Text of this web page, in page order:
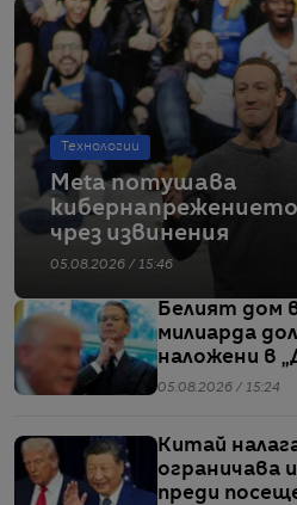
Технологии
Meta потушава
чрез извинения
05.08.2026 / 15:46
Белият дом
милиарда
наложени в
05.08.2026 / 15:24
Китай
ограничава
преди